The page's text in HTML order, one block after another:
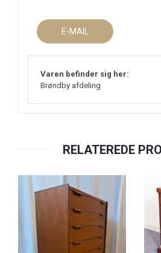
E-MAIL
Varen befinder sig her:
Brøndby afdeling
RELATEREDE